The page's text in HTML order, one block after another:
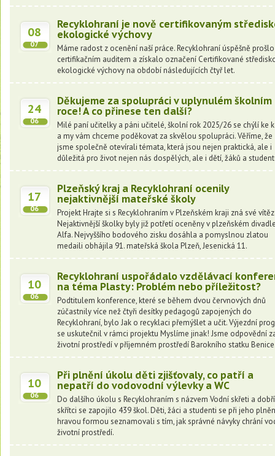
08
07
Recyklohraní je nově certifikovaným
ekologické výchovy
Máme radost z ocenění naší práce. Recyklohraní úspěšně prošlo
certifikačním auditem a získalo označení Certifikované
ekologické výchovy na období následujících čtyř let.
24
06
Děkujeme za spolupráci v uplynulém školním
roce! A co přinese ten další?
Milé paní učitelky a páni učitelé, školní rok 2025/26 se chýlí ke
a my vám chceme poděkovat za skvělou spolupráci. Věříme, že
jsme společně otevírali témata, která jsou nejen praktická, ale i
důležitá pro život nejen nás dospělých, ale i dětí, žáků a
17
06
Plzeňský kraj a Recyklohraní ocenily
nejaktivnější mateřské školy
Projekt Hrajte si s Recyklohraním v Plzeňském kraji zná své
Nejaktivnější školky byly již potřetí oceněny v plzeňském
Alfa. Nejvyššího bodového zisku dosáhla a pomyslnou zlatou
medaili obhájila 91. mateřská škola Plzeň, Jesenická 11.
10
06
Recyklohraní uspořádalo vzdělávací
na téma Plasty: Problém nebo příležitost?
Podtitulem konference, které se během dvou červnových dnů
zúčastnily více než čtyři desítky pedagogů zapojených do
Recyklohraní, bylo Jak o recyklaci přemýšlet a učit. Výjezdní
se uskutečnil v rámci projektu Myslíme jinak! Jsme odpovědní
životní prostředí v příjemném prostředí Barokního statku
10
06
Při plnění úkolu děti zjišťovaly, co patří a
nepatří do vodovodní výlevky a WC
Do dalšího úkolu s Recyklohraním s názvem Vodní skřeti a dobří
skřítci se zapojilo 439 škol. Děti, žáci a studenti se při jeho
hravou formou seznamovali s tím, jak správné návyky chrání
životní prostředí.